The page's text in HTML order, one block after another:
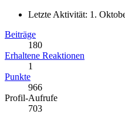
Letzte Aktivität: 1.
Beiträge
180
Erhaltene Reaktionen
1
Punkte
966
Profil-Aufrufe
703